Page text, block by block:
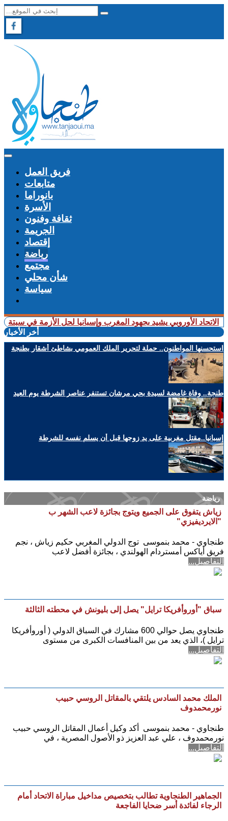
فريق العمل
متابعات
بانوراما
الأسرة
ثقافة وفنون
الجريمة
إقتصاد
رياضة
مجتمع
شأن محلي
سياسة
يشيد بجهود المغرب وإسبانيا لحل الأزمة في سبتة
+ ذهبية
أخر الأخبار
استحسنها المواطنون.. حملة لتحرير الملك العمومي بشاطئ أشقار بطنجة
طنجة.. وفاة غامضة لسيدة بحي مرشان تستنفر عناصر الشرطة يوم العيد
إسبانيا..مقتل مغربية على يد زوجها قبل أن يسلم نفسه للشرطة
رياضة
زياش يتفوق على الجميع ويتوج بجائزة لاعب الشهر ب
"الايرديفيزي"
طنجاوي - محمد بنموسى توج الدولي المغربي حكيم زياش ، نجم
فريق أياكس أمستردام الهولندي ، بجائزة أفضل لاعب
التفاصيل...
سباق "أوروأفريكا ترايل" يصل إلى بليونش في محطته الثالثة
طنجاوي يصل حوالي 600 مشارك في السباق الدولي ( أوروأفريكا
ترايل )، الذي يعد من بين المنافسات الكبرى من مستوى
التفاصيل...
الملك محمد السادس يلتقي بالمقاتل الروسي حبيب
نورمحمدوف
طنجاوي - محمد بنموسى أكد وكيل أعمال المقاتل الروسي حبيب
نورمحمدوف ، علي عبد العزيز ذو الأصول المصرية ، في
التفاصيل...
الجماهير الطنجاوية تطالب بتخصيص مداخيل مباراة الاتحاد أمام
الرجاء لفائدة أسر ضحايا الفاجعة